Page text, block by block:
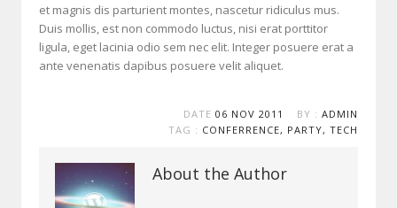
et magnis dis parturient montes, nascetur ridiculus mus.
Duis mollis, est non commodo luctus, nisi erat porttitor
ligula, eget lacinia odio sem nec elit. Integer posuere erat a
ante venenatis dapibus posuere velit aliquet.
DATE 06 NOV 2011 BY : ADMIN
TAG : CONFERRENCE, PARTY, TECH
About the Author